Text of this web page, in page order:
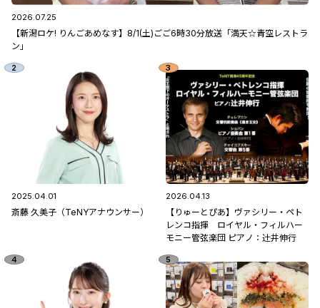
2026.07.25
【新潟ロケ! りんごあめなす】8/1(土)ごご6時30分放送「満天☆青空レストラ
ン」
2025.04.01
斎藤 久美子（TeNYアナウンサー）
2026.04.13
【りゅーとぴあ】ヴァシリー・ペト
レンコ指揮 ロイヤル・フィルハー
モニー管弦楽団 ピアノ：辻󠄀井伸行